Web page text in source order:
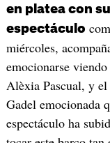
en platea con
espectáculo
miércoles,
emocionarse
Alèxia Pascual, y
Gadel emocionada
espectáculo ha